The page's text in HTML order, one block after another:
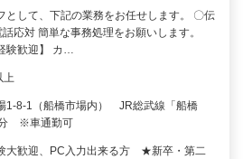
として、下記の業務をお任せします。 〇伝
応対 簡単な事務処理をお願いします。
験歓迎】 カ…
上
1-8-1（船橋市場内） JR総武線「船橋
分 ※車通勤可
大歓迎、PC入力出来る方 ★新卒・第二